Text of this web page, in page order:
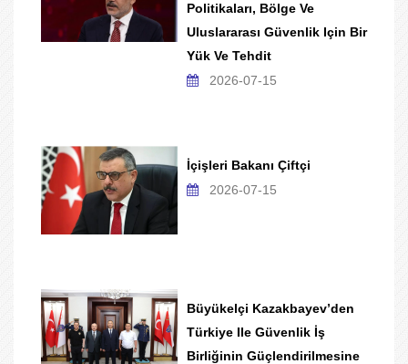
Politikaları, Bölge Ve
Uluslararası Güvenlik Için Bir
Yük Ve Tehdit
2026-07-15
İçişleri Bakanı Çiftçi
2026-07-15
Büyükelçi Kazakbayev’den
Türkiye Ile Güvenlik İş
Birliğinin Güçlendirilmesine